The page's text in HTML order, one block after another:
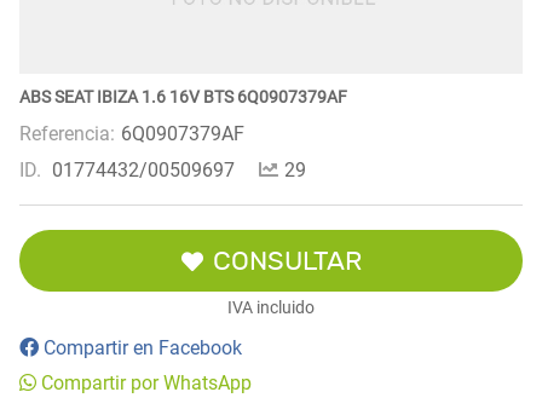
ABS SEAT IBIZA 1.6 16V BTS 6Q0907379AF
Referencia: 6Q0907379AF
ID. 01774432/00509697 29
CONSULTAR
IVA incluido
Compartir en Facebook
Compartir por WhatsApp